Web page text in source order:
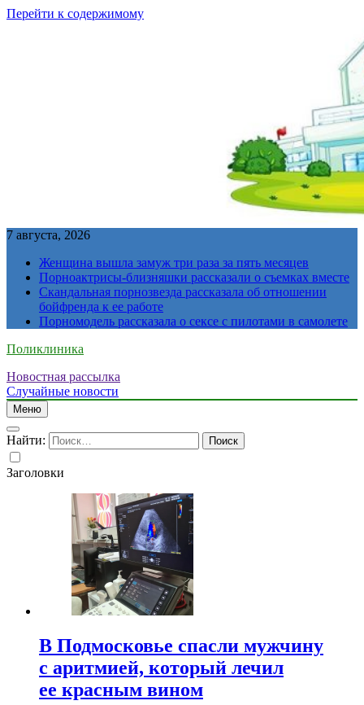
Перейти к содержимому
7 августа, 2026
Женщина вышла замуж три раза за пять месяцев
Порноактрисы-близняшки рассказали о съемках вместе
Скандальная порнозвезда рассказала об отношении
бойфренда к ее работе
Порномодель рассказала о сексе с пилотами в самолете
Поликлиника
Новостная рассылка
Случайные новости
Меню
Найти:
Заголовки
В Подмосковье спасли мужчину
с аритмией, который лечил
ее красным вином